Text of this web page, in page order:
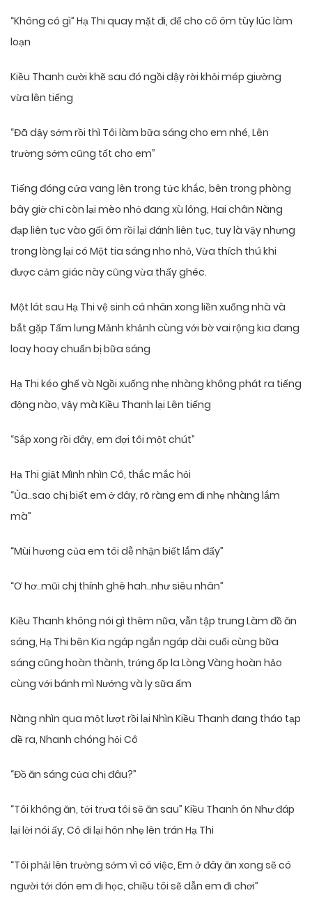
“Không có gì” Hạ Thi quay mặt đi, để cho cô ôm tùy lúc làm
loạn
Kiều Thanh cười khẽ sau đó ngồi dậy rời khỏi mép giường
vừa lên tiếng
“Đã dậy sớm rồi thì Tôi làm bữa sáng cho em nhé, Lên
trường sớm cũng tốt cho em”
Tiếng đóng cửa vang lên trong tức khắc, bên trong phòng
bây giờ chỉ còn lại mèo nhỏ đang xù lông, Hai chân Nàng
đạp liên tục vào gối ôm rồi lại đánh liên tục, tuy là vậy nhưng
trong lòng lại có Một tia sáng nho nhỏ, Vừa thích thú khi
được cảm giác này cũng vừa thấy ghéc.
Một lát sau Hạ Thi vệ sinh cá nhân xong liền xuống nhà và
bắt gặp Tấm lưng Mảnh khảnh cùng với bờ vai rộng kia đang
loay hoay chuẩn bị bữa sáng
Hạ Thi kéo ghế và Ngồi xuống nhẹ nhàng không phát ra tiếng
động nào, vậy mà Kiều Thanh lại Lên tiếng
“Sắp xong rồi đây, em đợi tôi một chút”
Hạ Thi giật Mình nhìn Cô, thắc mắc hỏi
“Ủa..sao chị biết em ở đây, rõ ràng em đi nhẹ nhàng lắm
mà”
“Mùi hương của em tôi dễ nhận biết lắm đấy”
“Ơ hơ..mũi chj thính ghê hah..như siêu nhân”
Kiều Thanh không nói gì thêm nữa, vẫn tập trung Làm đồ ăn
sáng, Hạ Thi bên Kia ngáp ngắn ngáp dài cuối cùng bữa
sáng cũng hoàn thành, trứng ốp la Lòng Vàng hoàn hảo
cùng với bánh mì Nướng và ly sữa ấm
Nàng nhìn qua một lượt rồi lại Nhìn Kiều Thanh đang tháo tạp
dề ra, Nhanh chóng hỏi Cô
“Đồ ăn sáng của chị đâu?”
“Tôi không ăn, tới trưa tôi sẽ ăn sau” Kiều Thanh ôn Như đáp
lại lời nói ấy, Cô đi lại hôn nhẹ lên trán Hạ Thi
“Tôi phải lên trường sớm vì có việc, Em ở đây ăn xong sẽ có
người tới đón em đi học, chiều tôi sẽ dẫn em đi chơi”